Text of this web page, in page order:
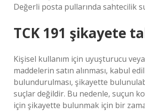
Değerli posta pullarında sahtecilik
TCK 191 şikayete
Kişisel kullanım için uyuşturucu veya
maddelerin satın alınması, kabul
bulundurulması, şikayette
suçlar değildir. Bu nedenle, suçun
için şikayette bulunmak için bir